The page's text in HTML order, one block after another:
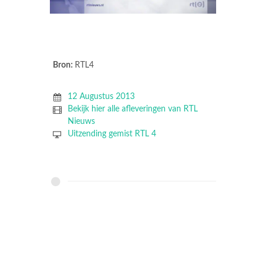
Bron: RTL4
12 Augustus 2013
Bekijk hier alle afleveringen van RTL
Nieuws
Uitzending gemist RTL 4